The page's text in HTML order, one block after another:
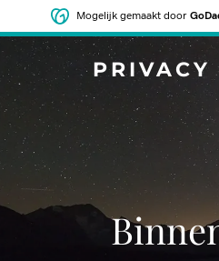
Mogelijk gemaakt door
PRIVACY